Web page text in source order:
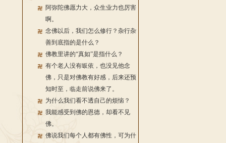
阿弥陀佛愿力大，众生业力也厉害
啊。
念佛以后，我们怎么修行？杂行杂
善到底指的是什么？
佛教里讲的“真如”是指什么？
有个老人没有皈依，也没见他念
佛，只是对佛教有好感，后来还预
知时至，临走前说佛来了。
为什么我们看不透自己的烦恼？
我能感受到佛的恩德，却看不见
佛。
佛说我们每个人都有佛性，可为什